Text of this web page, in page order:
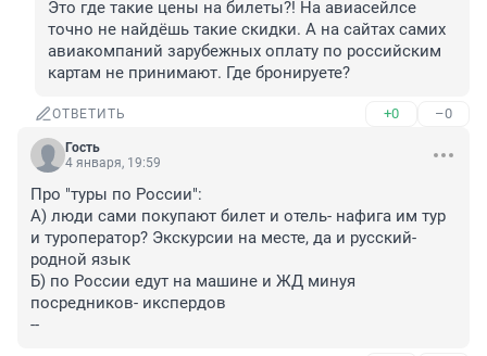
Это где такие цены на билеты?! На авиасейлсе
точно не найдёшь такие скидки. А на сайтах самих
авиакомпаний зарубежных оплату по российским
картам не принимают. Где бронируете?
ОТВЕТИТЬ +0 –0
Гость
4 января, 19:59
Про "туры по России":
А) люди сами покупают билет и отель- нафига им тур
и туроператор? Экскурсии на месте, да и русский-
родной язык
Б) по России едут на машине и ЖД минуя
посредников- икспердов
--